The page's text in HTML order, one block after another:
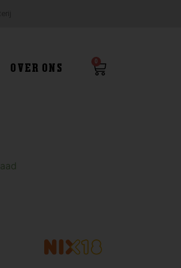
OVER ONS
0
Winkelwagen